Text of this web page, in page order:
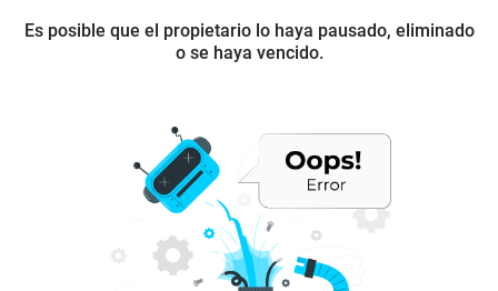
Es posible que el propietario lo haya pausado, eliminado
o se haya vencido.